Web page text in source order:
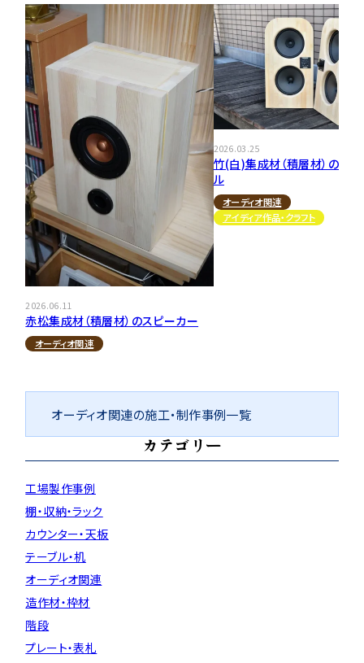
2026.06.11
赤松集成材（積層材）のスピーカー
オーディオ関連
2026.03.25
竹(白)集成材（積層材）の平面
ル
オーディオ関連
アイディア作品・クラフト
オーディオ関連の施工・制作事例一覧
カテゴリー
工場製作事例
棚・収納・ラック
カウンター・天板
テーブル・机
オーディオ関連
造作材・枠材
階段
プレート・表札